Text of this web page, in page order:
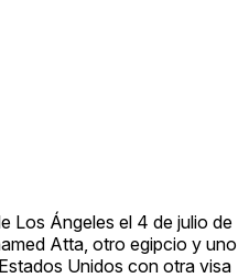
Los Ángeles el 4 de julio de
Atta, otro egipcio y uno
Unidos con otra visa